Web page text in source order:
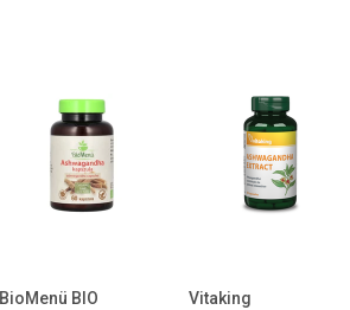
BioMenü BIO
Vitaking